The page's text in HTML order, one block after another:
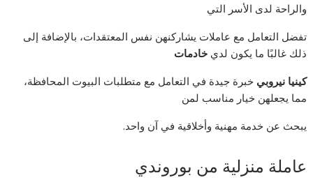
والراحة لدى الأسر التي
تفضل التعامل مع عاملات يشاركنهن نفس المعتقدات، بالإضافة إلى
ذلك غالبًا ما يكون لديخادمات
كينيا نيروبي خبرة جيدة في التعامل مع متطلبات البيوت المحافظة،
مما يجعلهن خيار مناسب لمن
يبحث عن خدمة مهنية وأخلاقية في آن واحد.
عاملة منزلية من بوروندي